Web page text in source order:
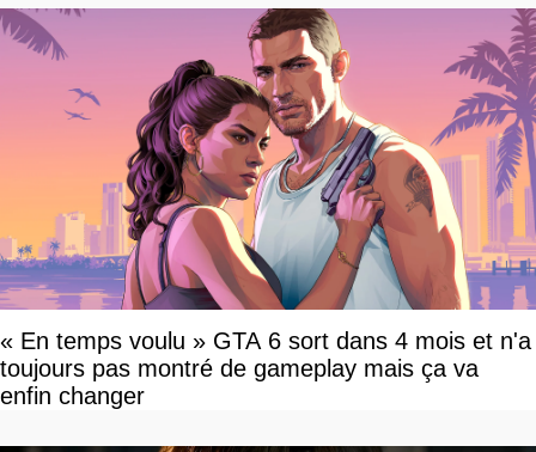
« En temps voulu » GTA 6 sort dans 4 mois et n'a
toujours pas montré de gameplay mais ça va
enfin changer